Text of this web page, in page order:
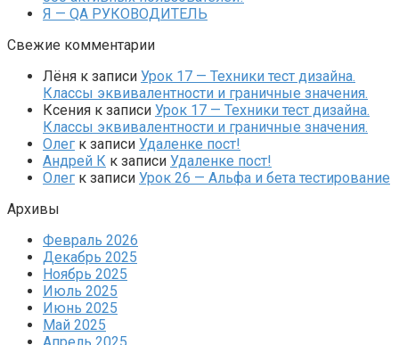
Я — QA РУКОВОДИТЕЛЬ
Свежие комментарии
Лёня к записи Урок 17 — Техники тест дизайна.
Классы эквивалентности и граничные значения.
Ксения к записи Урок 17 — Техники тест дизайна.
Классы эквивалентности и граничные значения.
Олег к записи Удаленке пост!
Андрей К к записи Удаленке пост!
Олег к записи Урок 26 — Альфа и бета тестирование
Архивы
Февраль 2026
Декабрь 2025
Ноябрь 2025
Июль 2025
Июнь 2025
Май 2025